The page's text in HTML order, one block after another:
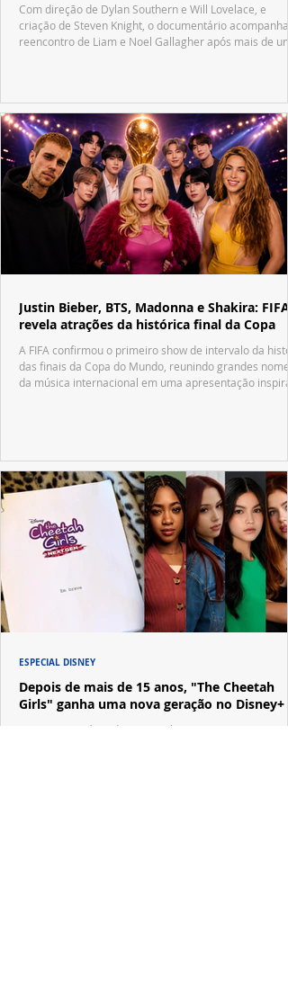
Com direção de Dylan Southern e Will Lovelace, e
criação de Steven Knight, o documentário acompanha
reencontro de Liam e Noel Gallagher após mais de
Justin Bieber, BTS, Madonna e Shakira: FIFA
revela atrações da histórica final da Copa
A FIFA confirmou o primeiro show de intervalo da
das finais da Copa do Mundo, reunindo grandes nomes
da música internacional em uma apresentação
Depois de mais de 15 anos, "The Cheetah
Girls" ganha uma nova geração no Disney+
Raven-Symoné e Adrienne Bailon retornam aos seus
ESPECIAL DISNEY